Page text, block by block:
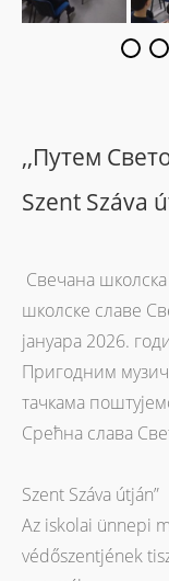
,,Путем
Szent Száva
Свечана
школске славе
јануара 2026.
Пригодним
тачкама
Срећна слава
Szent Száva útján”
Az iskolai ünnepi
védőszentjének